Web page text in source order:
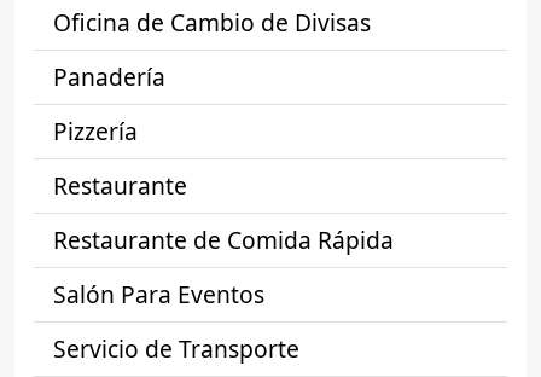
Oficina de Cambio de Divisas
Panadería
Pizzería
Restaurante
Restaurante de Comida Rápida
Salón Para Eventos
Servicio de Transporte